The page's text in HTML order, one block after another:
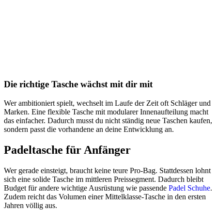
Die richtige Tasche wächst mit dir mit
Wer ambitioniert spielt, wechselt im Laufe der Zeit oft Schläger und
Marken. Eine flexible Tasche mit modularer Innenaufteilung macht
das einfacher. Dadurch musst du nicht ständig neue Taschen kaufen,
sondern passt die vorhandene an deine Entwicklung an.
Padeltasche für Anfänger
Wer gerade einsteigt, braucht keine teure Pro-Bag. Stattdessen lohnt
sich eine solide Tasche im mittleren Preissegment. Dadurch bleibt
Budget für andere wichtige Ausrüstung wie passende Padel Schuhe.
Zudem reicht das Volumen einer Mittelklasse-Tasche in den ersten
Jahren völlig aus.